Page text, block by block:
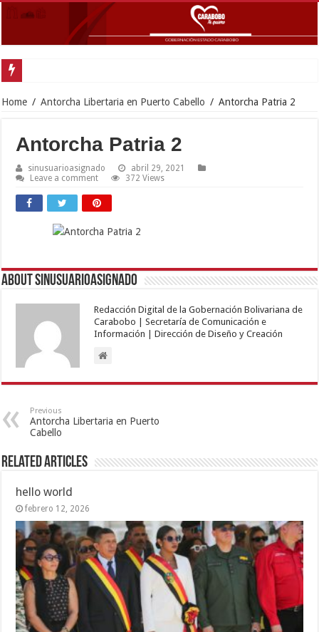
Home / Antorcha Libertaria en Puerto Cabello / Antorcha Patria 2
Antorcha Patria 2
sinusuarioasignado
abril 29, 2021
Leave a comment
372 Views
About sinusuarioasignado
Redacción Digital de la Gobernación Bolivariana de
Carabobo | Secretaría de Comunicación e
Información | Dirección de Diseño y Creación
Previous
Antorcha Libertaria en Puerto
Cabello
Related Articles
hello world
febrero 12, 2026